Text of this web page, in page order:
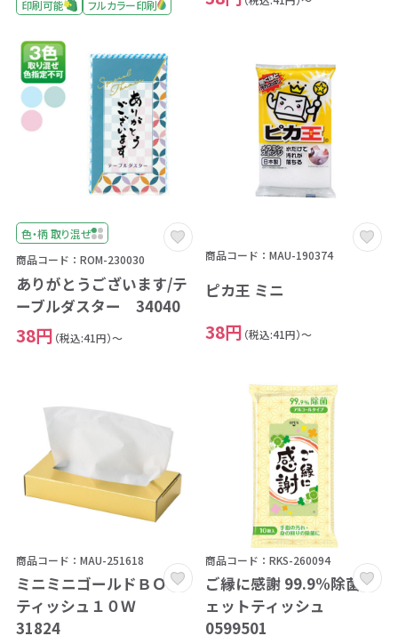
印刷可能 フルカラー印刷
色・柄 取り混ぜ
商品コード：ROM-230030
ありがとうございます/テ
ーブルダスター 34040
38円 （税込:41円）～
商品コード：MAU-190374
ピカ王 ミニ
38円 （税込:41円）～
商品コード：MAU-251618
ミニミニゴールドＢＯＸ
ティッシュ１０Ｗ
31824
商品コード：RKS-260094
ご縁に感謝 99.9%除菌ウ
ェットティッシュ
0599501